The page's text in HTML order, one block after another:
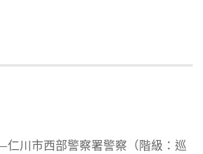
仁川市西部警察署警察（階級：巡